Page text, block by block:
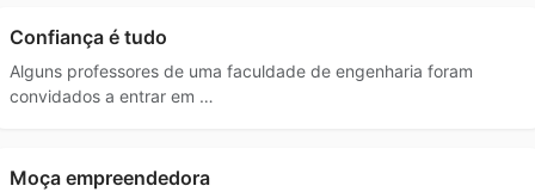
Confiança é tudo
Alguns professores de uma faculdade de engenharia foram
convidados a entrar em …
Moça empreendedora